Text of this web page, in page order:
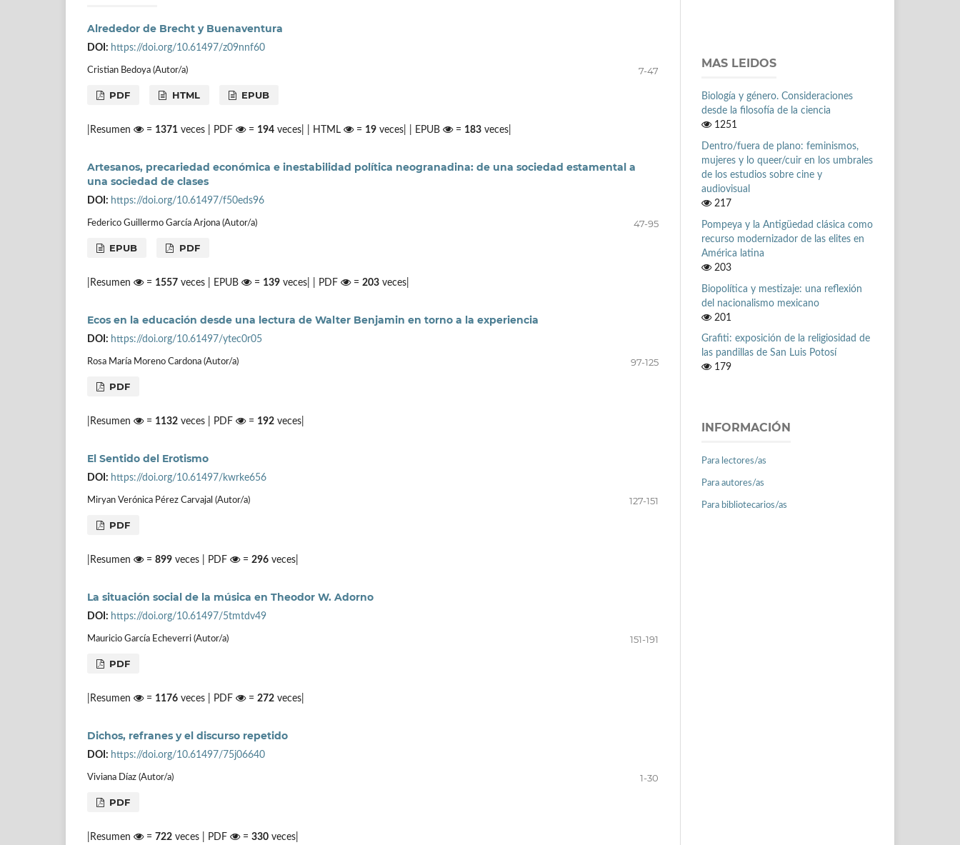
Alrededor de Brecht y Buenaventura
DOI: https://doi.org/10.61497/z09nnf60
Cristian Bedoya (Autor/a) 7-47
PDF HTML EPUB
|Resumen = 1371 veces | PDF = 194 veces| | HTML = 19 veces| | EPUB = 183 veces|
Artesanos, precariedad económica e inestabilidad política neogranadina: de una sociedad estamental a
una sociedad de clases
DOI: https://doi.org/10.61497/f50eds96
Federico Guillermo García Arjona (Autor/a) 47-95
EPUB PDF
|Resumen = 1557 veces | EPUB = 139 veces| | PDF = 203 veces|
Ecos en la educación desde una lectura de Walter Benjamin en torno a la experiencia
DOI: https://doi.org/10.61497/ytec0r05
Rosa María Moreno Cardona (Autor/a) 97-125
PDF
|Resumen = 1132 veces | PDF = 192 veces|
El Sentido del Erotismo
DOI: https://doi.org/10.61497/kwrke656
Miryan Verónica Pérez Carvajal (Autor/a) 127-151
PDF
|Resumen = 899 veces | PDF = 296 veces|
La situación social de la música en Theodor W. Adorno
DOI: https://doi.org/10.61497/5tmtdv49
Mauricio García Echeverri (Autor/a) 151-191
PDF
|Resumen = 1176 veces | PDF = 272 veces|
Dichos, refranes y el discurso repetido
DOI: https://doi.org/10.61497/75j06640
Viviana Díaz (Autor/a) 1-30
PDF
|Resumen = 722 veces | PDF = 330 veces|
MAS LEIDOS
Biología y género. Consideraciones
desde la filosofía de la ciencia
1251
Dentro/fuera de plano: feminismos,
mujeres y lo queer/cuir en los umbrales
de los estudios sobre cine y
audiovisual
217
Pompeya y la Antigüedad clásica como
recurso modernizador de las elites en
América latina
203
Biopolítica y mestizaje: una reflexión
del nacionalismo mexicano
201
Grafiti: exposición de la religiosidad de
las pandillas de San Luis Potosí
179
INFORMACIÓN
Para lectores/as
Para autores/as
Para bibliotecarios/as